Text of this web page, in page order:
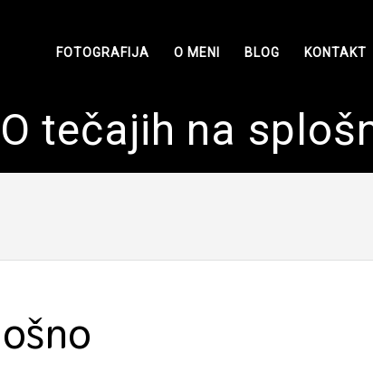
FOTOGRAFIJA O MENI BLOG KONTAKT
O tečajih na